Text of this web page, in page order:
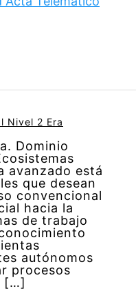
Nivel 2 Era
Dominio
avanzado está
que desean
convencional
hacia la
de trabajo
autónomos
procesos
[…]